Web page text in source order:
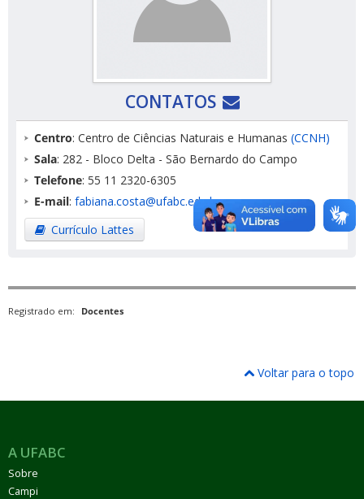
CONTATOS
Centro: Centro de Ciências Naturais e Humanas (CCNH)
Sala: 282 - Bloco Delta - São Bernardo do Campo
Telefone: 55 11 2320-6305
E-mail: fabiana.costa@ufabc.edu.br
Currículo Lattes
Registrado em: Docentes
Voltar para o topo
A UFABC
Sobre
Campi